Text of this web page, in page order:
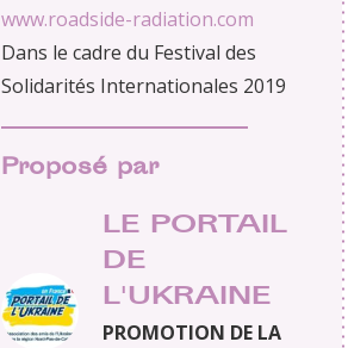
www.roadside-radiation.com
Dans le cadre du Festival des
Solidarités Internationales 2019
Proposé par
LE PORTAIL
DE
L'UKRAINE
PROMOTION DE LA